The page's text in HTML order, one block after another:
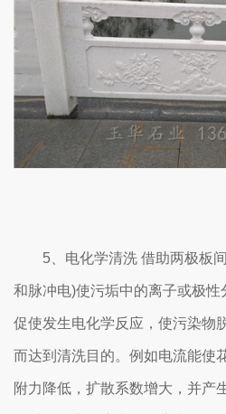
5、电化学清洗 借助两极板
和脉冲电)使污垢中的离子或极
促使发生电化学反应，使污染物
而达到清洗目的。例如电流能使
附力降低，扩散系数增大，并产